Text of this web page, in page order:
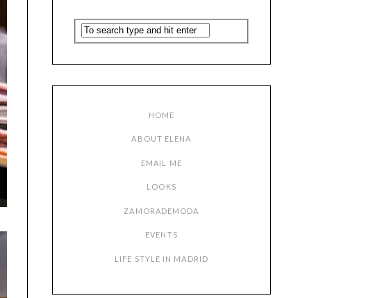
HOME
ABOUT ELENA
EMAIL ME
LOOKS
ZAMORADEMODA
EVENTS
LIFE STYLE IN MADRID